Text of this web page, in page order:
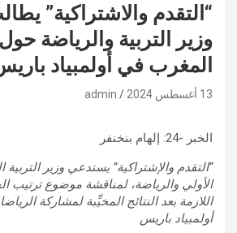
“التقدم والاشتراكية”
وزير التربية والرياضة
المغرب في أولمبياد
13 أغسطس 2024 admin
الخبر -24: إلهام بنخنفر
“التقدم والإشتراكية” يستدعي وزير التربية
الأولي والرياضة، لمناقشة موضوع ترتيب
اللازمة بعد النتائج المخيِّبة لمشاركة
أولمبياد باريس